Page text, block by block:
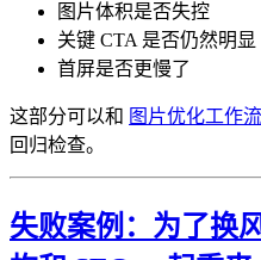
图片体积是否失控
关键 CTA 是否仍然明显
首屏是否更慢了
这部分可以和 图片优化工作流
回归检查。
失败案例：为了换